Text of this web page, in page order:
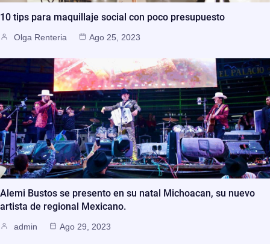
10 tips para maquillaje social con poco presupuesto
Olga Renteria Ago 25, 2023
Alemi Bustos se presento en su natal Michoacan, su nuevo
artista de regional Mexicano.
admin Ago 29, 2023